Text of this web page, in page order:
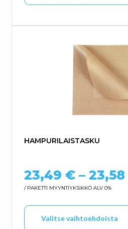
HAMPURILAISTASKU
23,49 € – 23,58
/ PAKETTI MYYNTIYKSIKKÖ ALV 0%
Valitse vaihtoehdoista